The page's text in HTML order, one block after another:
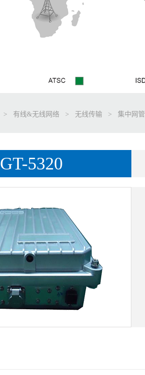
> 有线&无线网络 > 无线传输 > 集中网管
GT-5320